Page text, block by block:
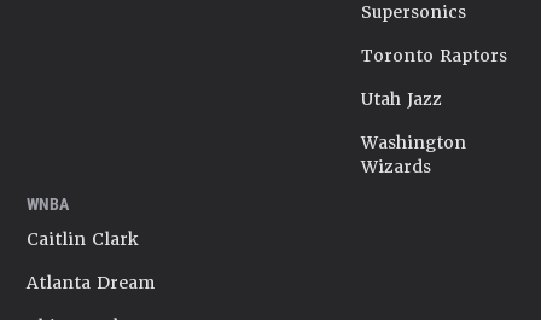
Supersonics
Toronto Raptors
Utah Jazz
Washington
Wizards
WNBA
Caitlin Clark
Atlanta Dream